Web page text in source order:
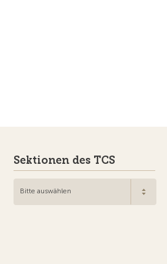
Sektionen des TCS
Bitte auswählen